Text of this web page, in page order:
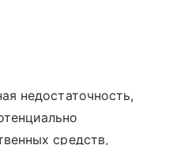
недостаточность,
средств,